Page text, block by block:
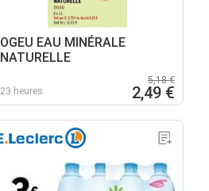
OGEU EAU MINÉRALE
NATURELLE
23 heures
5,18 €
2,49 €